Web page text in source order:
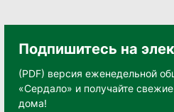
Подпишитесь на
(PDF) версия еженедельной
«Сердало» и получайте
дома!